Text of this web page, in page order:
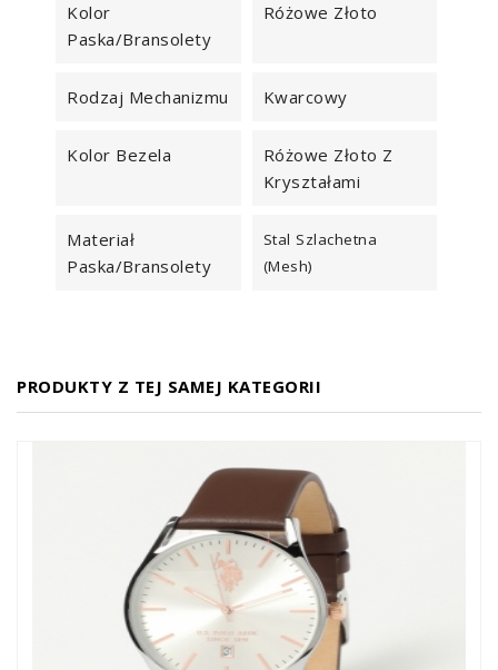
Kolor
Paska/bransolety
Różowe Złoto
Rodzaj Mechanizmu Kwarcowy
Kolor Bezela
Różowe Złoto Z
Kryształami
Materiał
Paska/bransolety
Stal Szlachetna
(mesh)
PRODUKTY Z TEJ SAMEJ KATEGORII